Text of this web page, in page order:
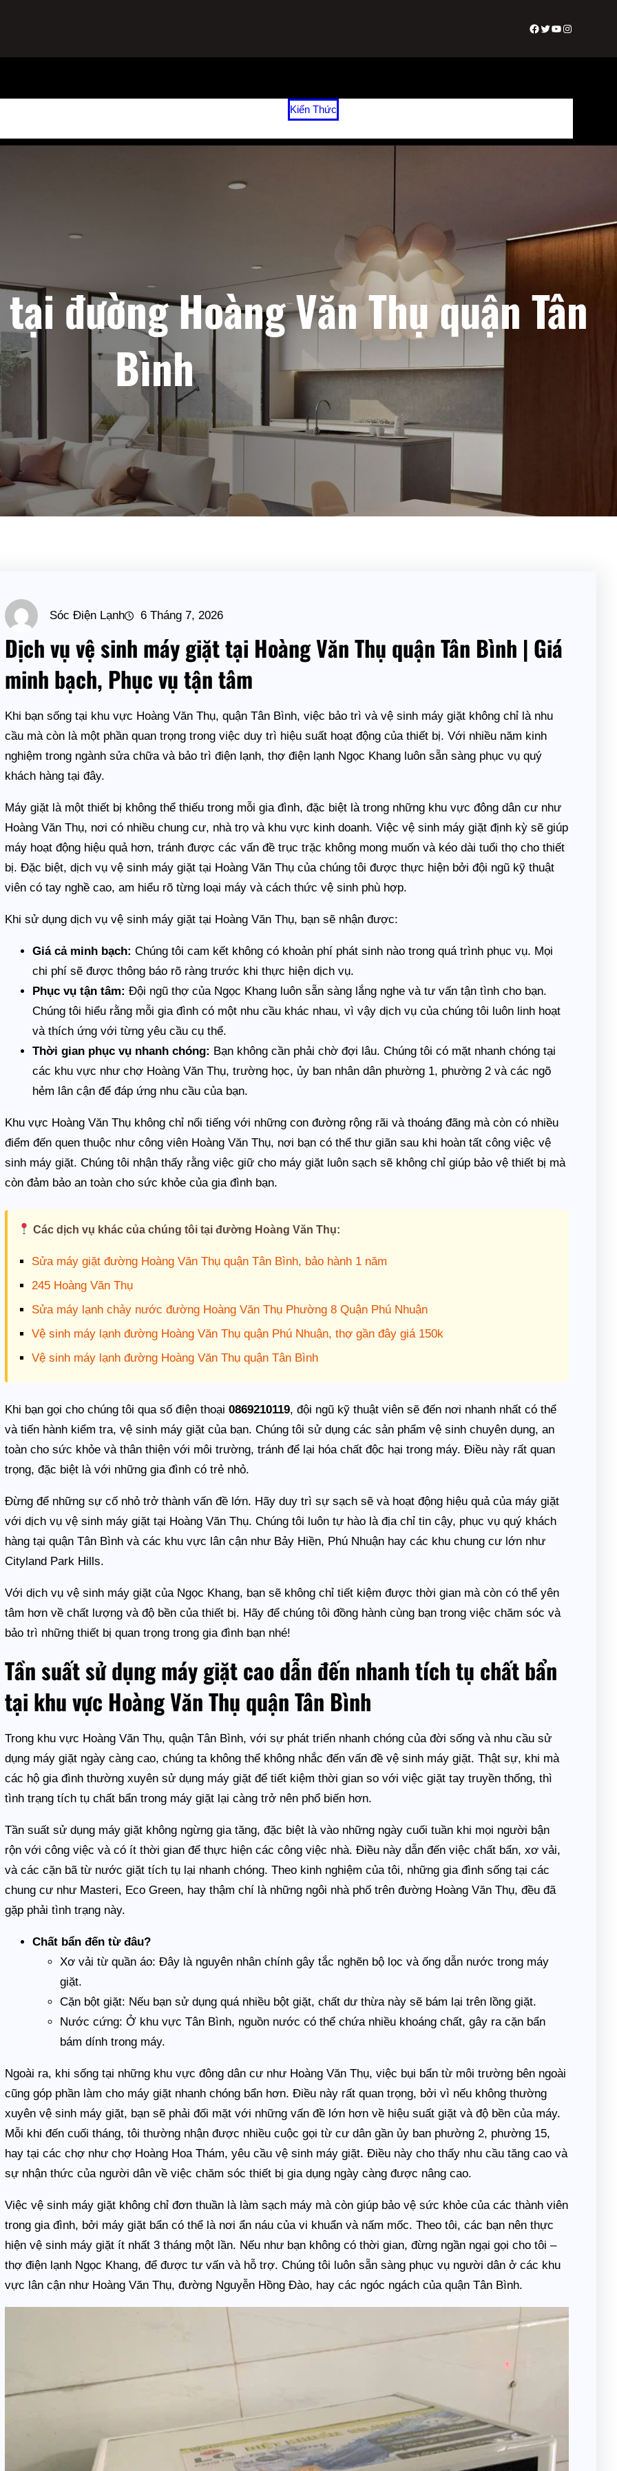
Facebook
Twitter
Youtube
Instagram
Kiến Thức
đường Hoàng Văn Thụ quận Tân
Bình
Sóc Điện Lạnh 6 Tháng 7, 2026
Dịch vụ vệ sinh máy giặt tại Hoàng Văn Thụ quận Tân Bình | Giá
minh bạch, Phục vụ tận tâm
Khi bạn sống tại khu vực Hoàng Văn Thụ, quận Tân Bình, việc bảo trì và vệ sinh máy giặt không chỉ là nhu
cầu mà còn là một phần quan trọng trong việc duy trì hiệu suất hoạt động của thiết bị. Với nhiều năm kinh
nghiệm trong ngành sửa chữa và bảo trì điện lạnh, thợ điện lạnh Ngọc Khang luôn sẵn sàng phục vụ quý
khách hàng tại đây.
Máy giặt là một thiết bị không thể thiếu trong mỗi gia đình, đặc biệt là trong những khu vực đông dân cư như
Hoàng Văn Thụ, nơi có nhiều chung cư, nhà trọ và khu vực kinh doanh. Việc vệ sinh máy giặt định kỳ sẽ giúp
máy hoạt động hiệu quả hơn, tránh được các vấn đề trục trặc không mong muốn và kéo dài tuổi thọ cho thiết
bị. Đặc biệt, dịch vụ vệ sinh máy giặt tại Hoàng Văn Thụ của chúng tôi được thực hiện bởi đội ngũ kỹ thuật
viên có tay nghề cao, am hiểu rõ từng loại máy và cách thức vệ sinh phù hợp.
Khi sử dụng dịch vụ vệ sinh máy giặt tại Hoàng Văn Thụ, bạn sẽ nhận được:
Giá cả minh bạch: Chúng tôi cam kết không có khoản phí phát sinh nào trong quá trình phục vụ. Mọi
chi phí sẽ được thông báo rõ ràng trước khi thực hiện dịch vụ.
Phục vụ tận tâm: Đội ngũ thợ của Ngọc Khang luôn sẵn sàng lắng nghe và tư vấn tận tình cho bạn.
Chúng tôi hiểu rằng mỗi gia đình có một nhu cầu khác nhau, vì vậy dịch vụ của chúng tôi luôn linh hoạt
và thích ứng với từng yêu cầu cụ thể.
Thời gian phục vụ nhanh chóng: Bạn không cần phải chờ đợi lâu. Chúng tôi có mặt nhanh chóng tại
các khu vực như chợ Hoàng Văn Thụ, trường học, ủy ban nhân dân phường 1, phường 2 và các ngõ
hẻm lân cận để đáp ứng nhu cầu của bạn.
Khu vực Hoàng Văn Thụ không chỉ nổi tiếng với những con đường rộng rãi và thoáng đãng mà còn có nhiều
điểm đến quen thuộc như công viên Hoàng Văn Thụ, nơi bạn có thể thư giãn sau khi hoàn tất công việc vệ
sinh máy giặt. Chúng tôi nhận thấy rằng việc giữ cho máy giặt luôn sạch sẽ không chỉ giúp bảo vệ thiết bị mà
còn đảm bảo an toàn cho sức khỏe của gia đình bạn.
Các dịch vụ khác của chúng tôi tại đường Hoàng Văn Thụ:
Sửa máy giặt đường Hoàng Văn Thụ quận Tân Bình, bảo hành 1 năm
245 Hoàng Văn Thụ
Sửa máy lạnh chảy nước đường Hoàng Văn Thụ Phường 8 Quận Phú Nhuận
Vệ sinh máy lạnh đường Hoàng Văn Thụ quận Phú Nhuận, thợ gần đây giá 150k
Vệ sinh máy lạnh đường Hoàng Văn Thụ quận Tân Bình
Khi bạn gọi cho chúng tôi qua số điện thoại0869210119, đội ngũ kỹ thuật viên sẽ đến nơi nhanh nhất có thể
và tiến hành kiểm tra, vệ sinh máy giặt của bạn. Chúng tôi sử dụng các sản phẩm vệ sinh chuyên dụng, an
toàn cho sức khỏe và thân thiện với môi trường, tránh để lại hóa chất độc hại trong máy. Điều này rất quan
trọng, đặc biệt là với những gia đình có trẻ nhỏ.
Đừng để những sự cố nhỏ trở thành vấn đề lớn. Hãy duy trì sự sạch sẽ và hoạt động hiệu quả của máy giặt
với dịch vụ vệ sinh máy giặt tại Hoàng Văn Thụ. Chúng tôi luôn tự hào là địa chỉ tin cậy, phục vụ quý khách
hàng tại quận Tân Bình và các khu vực lân cận như Bảy Hiền, Phú Nhuận hay các khu chung cư lớn như
Cityland Park Hills.
Với dịch vụ vệ sinh máy giặt của Ngọc Khang, bạn sẽ không chỉ tiết kiệm được thời gian mà còn có thể yên
tâm hơn về chất lượng và độ bền của thiết bị. Hãy để chúng tôi đồng hành cùng bạn trong việc chăm sóc và
bảo trì những thiết bị quan trọng trong gia đình bạn nhé!
Tần suất sử dụng máy giặt cao dẫn đến nhanh tích tụ chất bẩn
tại khu vực Hoàng Văn Thụ quận Tân Bình
Trong khu vực Hoàng Văn Thụ, quận Tân Bình, với sự phát triển nhanh chóng của đời sống và nhu cầu sử
dụng máy giặt ngày càng cao, chúng ta không thể không nhắc đến vấn đề vệ sinh máy giặt. Thật sự, khi mà
các hộ gia đình thường xuyên sử dụng máy giặt để tiết kiệm thời gian so với việc giặt tay truyền thống, thì
tình trạng tích tụ chất bẩn trong máy giặt lại càng trở nên phổ biến hơn.
Tần suất sử dụng máy giặt không ngừng gia tăng, đặc biệt là vào những ngày cuối tuần khi mọi người bận
rộn với công việc và có ít thời gian để thực hiện các công việc nhà. Điều này dẫn đến việc chất bẩn, xơ vải,
và các cặn bã từ nước giặt tích tụ lại nhanh chóng. Theo kinh nghiệm của tôi, những gia đình sống tại các
chung cư như Masteri, Eco Green, hay thậm chí là những ngôi nhà phố trên đường Hoàng Văn Thụ, đều đã
gặp phải tình trạng này.
Chất bẩn đến từ đâu?
Xơ vải từ quần áo: Đây là nguyên nhân chính gây tắc nghẽn bộ lọc và ống dẫn nước trong máy
giặt.
Cặn bột giặt: Nếu bạn sử dụng quá nhiều bột giặt, chất dư thừa này sẽ bám lại trên lồng giặt.
Nước cứng: Ở khu vực Tân Bình, nguồn nước có thể chứa nhiều khoáng chất, gây ra cặn bẩn
bám dính trong máy.
Ngoài ra, khi sống tại những khu vực đông dân cư như Hoàng Văn Thụ, việc bụi bẩn từ môi trường bên ngoài
cũng góp phần làm cho máy giặt nhanh chóng bẩn hơn. Điều này rất quan trọng, bởi vì nếu không thường
xuyên vệ sinh máy giặt, bạn sẽ phải đối mặt với những vấn đề lớn hơn về hiệu suất giặt và độ bền của máy.
Mỗi khi đến cuối tháng, tôi thường nhận được nhiều cuộc gọi từ cư dân gần ủy ban phường 2, phường 15,
hay tại các chợ như chợ Hoàng Hoa Thám, yêu cầu vệ sinh máy giặt. Điều này cho thấy nhu cầu tăng cao và
sự nhận thức của người dân về việc chăm sóc thiết bị gia dụng ngày càng được nâng cao.
Việc vệ sinh máy giặt không chỉ đơn thuần là làm sạch máy mà còn giúp bảo vệ sức khỏe của các thành viên
trong gia đình, bởi máy giặt bẩn có thể là nơi ẩn náu của vi khuẩn và nấm mốc. Theo tôi, các bạn nên thực
hiện vệ sinh máy giặt ít nhất 3 tháng một lần. Nếu như bạn không có thời gian, đừng ngần ngại gọi cho tôi –
thợ điện lạnh Ngọc Khang, để được tư vấn và hỗ trợ. Chúng tôi luôn sẵn sàng phục vụ người dân ở các khu
vực lân cận như Hoàng Văn Thụ, đường Nguyễn Hồng Đào, hay các ngóc ngách của quận Tân Bình.